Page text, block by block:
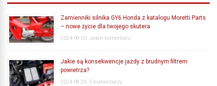
Zamienniki silnika GY6 Honda z katalogu Moretti Parts
– nowe życie dla twojego skutera
2024-09-03 Jeden komentarz
Jakie są konsekwencje jazdy z brudnym filtrem
powietrza?
2024-08-29 5 komentarzy